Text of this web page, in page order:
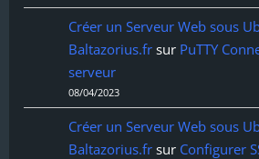
Créer un Serveur Web sous
Baltazorius.frsur PuTTY
serveur
08/04/2023
Créer un Serveur Web sous
Baltazorius.frsur Configurer